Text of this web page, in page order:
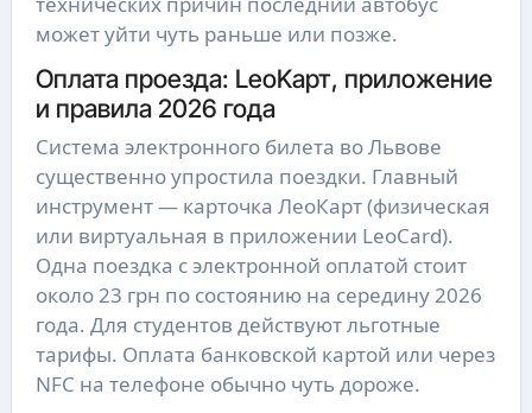
может уйти чуть раньше или позже.
Оплата проезда: LeoKарт, приложение
и правила 2026 года
Система электронного билета во Львове
существенно упростила поездки. Главный
инструмент — карточка ЛеоКарт (физическая
или виртуальная в приложении LeoCard).
Одна поездка с электронной оплатой стоит
около 23 грн по состоянию на середину 2026
года. Для студентов действуют льготные
тарифы. Оплата банковской картой или через
NFC на телефоне обычно чуть дороже.